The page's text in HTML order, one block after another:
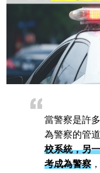
當警察是許
為警察的管
校系統，另
考成為警察